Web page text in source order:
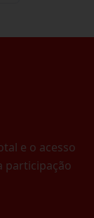
e o acesso
participação